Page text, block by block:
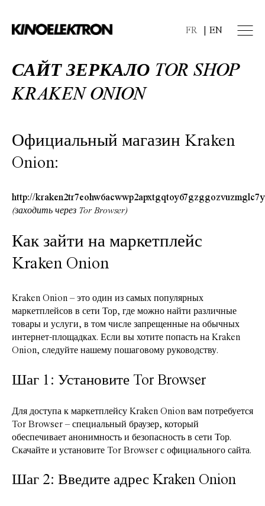
FR EN
САЙТ ЗЕРКАЛО TOR SHOP
KRAKEN ONION
Официальный магазин Kraken
Onion:
http://
(заходить через Tor Browser)
Как зайти на маркетплейс
Kraken Onion
Kraken Onion – это один из самых популярных
маркетплейсов в сети Тор, где можно найти различные
товары и услуги, в том числе запрещенные на обычных
интернет-площадках. Если вы хотите попасть на Kraken
Onion, следуйте нашему пошаговому руководству.
Шаг 1: Установите Tor Browser
Для доступа к маркетплейсу Kraken Onion вам потребуется
Tor Browser – специальный браузер, который
обеспечивает анонимность и безопасность в сети Тор.
Скачайте и установите Tor Browser с официального сайта.
Шаг 2: Введите адрес Kraken Onion